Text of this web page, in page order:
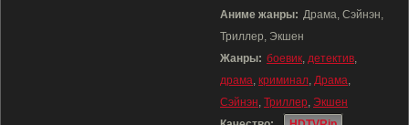
Аниме жанры: Драма, Сэйнэн,
Триллер, Экшен
Жанры: боевик, детектив,
драма, криминал, Драма,
Сэйнэн, Триллер, Экшен